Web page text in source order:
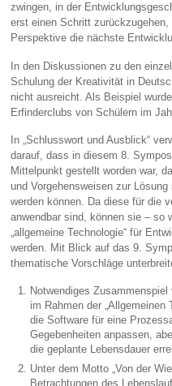
zwingen, in der
erst einen Schritt
Perspektive die nächste
In den Diskussionen zu den
Schulung der Kreativität in
nicht ausreicht. Als Beispiel
Erfinderclubs von Schülern im
In „Schlusswort und Ausblick“
darauf, dass in diesem 8.
Mittelpunkt gestellt worden war,
und Vorgehensweisen zur
werden können. Da diese für die
anwendbar sind, können sie – so
„allgemeine Technologie“ für
werden. Mit Blick auf das 9.
thematische Vorschläge
Notwendiges
im Rahmen der „Allgemeinen
die Software für eine
Gegebenheiten anpassen,
die geplante Lebensdauer
Unter dem Motto „Von der
Betrachtungen des